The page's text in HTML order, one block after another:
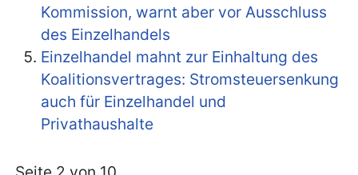
Kommission, warnt aber vor Ausschluss
des Einzelhandels
Einzelhandel mahnt zur Einhaltung des
Koalitionsvertrages: Stromsteuersenkung
auch für Einzelhandel und
Privathaushalte